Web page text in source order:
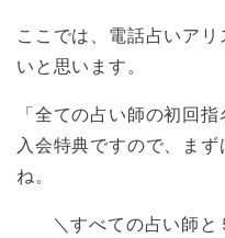
ここでは、電話占いア
いと思います。
「全ての占い師の初回
入会特典ですので、ま
ね。
＼すべての占い師